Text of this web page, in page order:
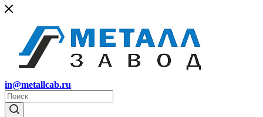
in@metallcab.ru